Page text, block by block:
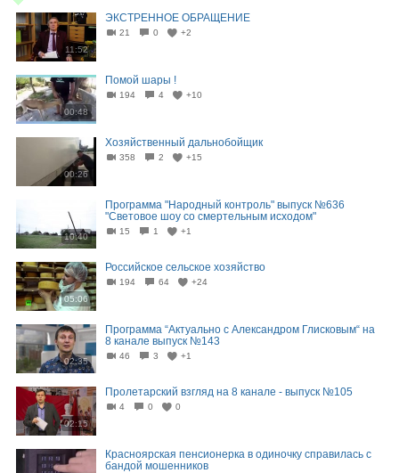
11:52
ЭКСТРЕННОЕ ОБРАЩЕНИЕ
21 0 +2
00:48
Помой шары !
194 4 +10
00:26
Хозяйственный дальнобойщик
358 2 +15
10:40
Программа "Народный контроль" выпуск №636
"Световое шоу со смертельным исходом"
15 1 +1
05:06
Российское сельское хозяйство
194 64 +24
02:35
Программа “Актуально с Александром Глисковым“ на
8 канале выпуск №143
46 3 +1
02:15
Пролетарский взгляд на 8 канале - выпуск №105
4 0 0
Красноярская пенсионерка в одиночку справилась с
бандой мошенников